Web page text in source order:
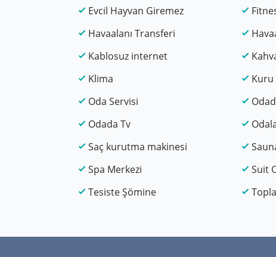
Evcil Hayvan Giremez
Havaalanı Transferi
Kablosuz internet
Klima
Kuru
Oda Servisi
Odada Tv
Saç kurutma makinesi
Spa Merkezi
Suit
Tesiste Şömine